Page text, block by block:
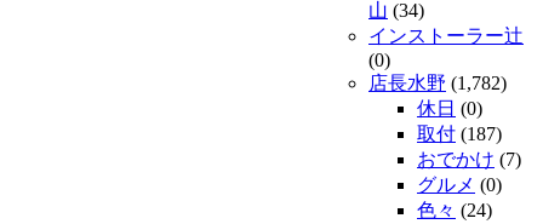
山 (34)
インストーラー辻
(0)
店長水野 (1,782)
休日 (0)
取付 (187)
おでかけ (7)
グルメ (0)
色々 (24)